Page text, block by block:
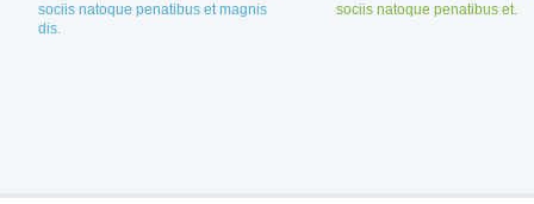
sociis natoque penatibus et magnis
dis.
sociis natoque penatibus et.